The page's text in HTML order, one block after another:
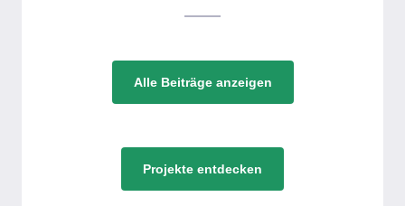
Alle Beiträge anzeigen
Projekte entdecken